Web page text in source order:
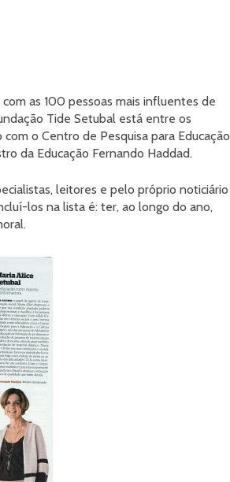
as 100 pessoas mais influentes de
Tide Setubal está entre os
o Centro de Pesquisa para Educação
da Educação Fernando Haddad.
leitores e pelo próprio noticiário
los na lista é: ter, ao longo do ano,